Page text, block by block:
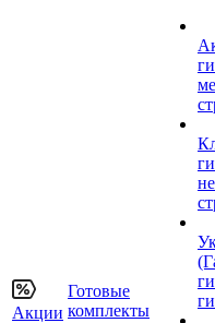
Акции
Готовые
комплекты